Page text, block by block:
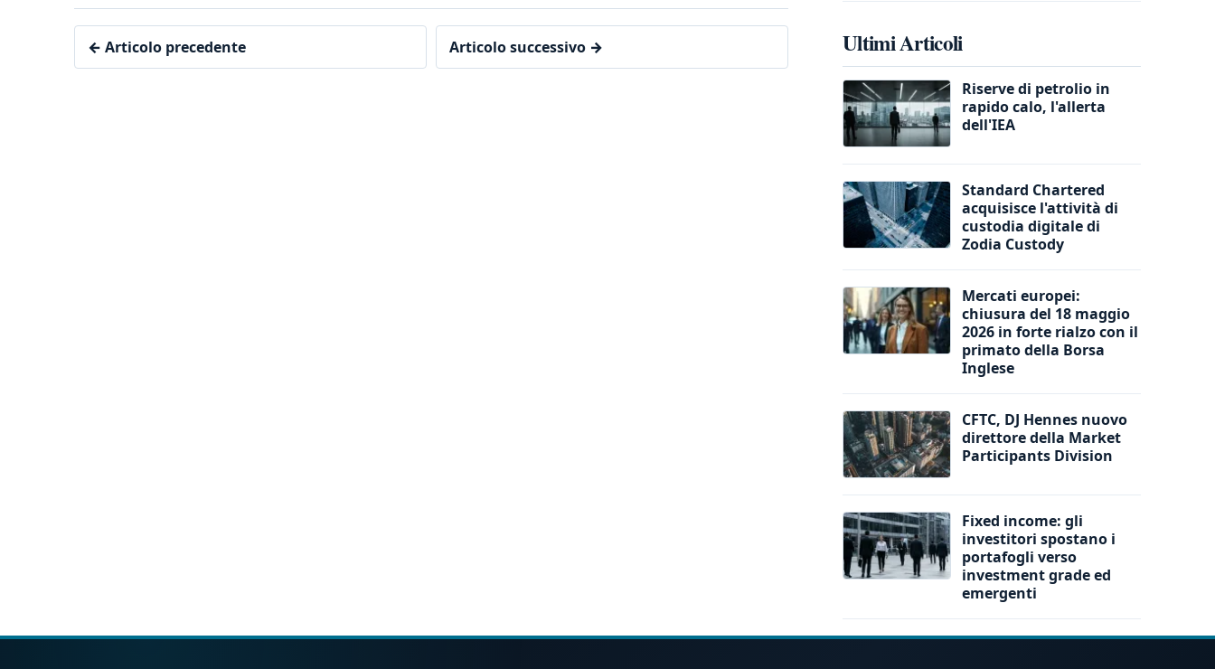
← Articolo precedente Articolo successivo → Ultimi Articoli
Riserve di petrolio in
rapido calo, l'allerta
dell'IEA
Standard Chartered
acquisisce l'attività di
custodia digitale di
Zodia Custody
Mercati europei:
chiusura del 18 maggio
2026 in forte rialzo con il
primato della Borsa
Inglese
CFTC, DJ Hennes nuovo
direttore della Market
Participants Division
Fixed income: gli
investitori spostano i
portafogli verso
investment grade ed
emergenti